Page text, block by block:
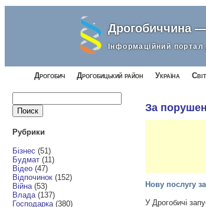
Дрогобиччина
Інформаційний
Дрогобич Дрогобицький район Україна Світ
Рубрики
Бізнес (51)
Будмат (11)
Відео (47)
Відпочинок (152)
Війна (53)
Влада (137)
Господарка (380)
За
Нову послугу
У Дрогобичі